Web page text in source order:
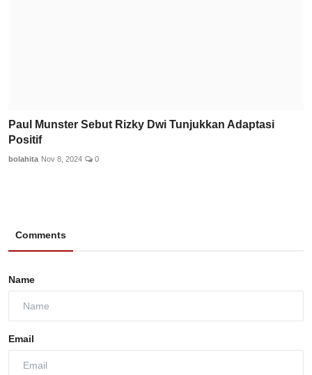
Paul Munster Sebut Rizky Dwi Tunjukkan Adaptasi
Positif
bolahita Nov 8, 2024 0
Comments
Name
Email